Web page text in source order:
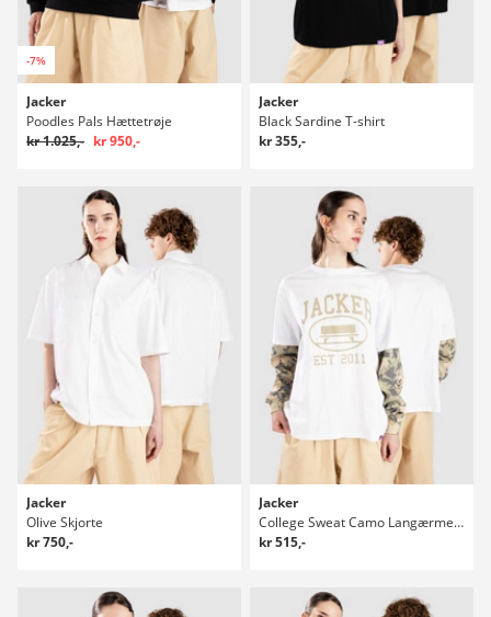
-7%
Jacker
Poodles Pals Hættetrøje
kr 1.025,- kr 950,-
Jacker
Black Sardine T-shirt
kr 355,-
Jacker
Olive Skjorte
kr 750,-
Jacker
College Sweat Camo Langærmet t-shirt
kr 515,-